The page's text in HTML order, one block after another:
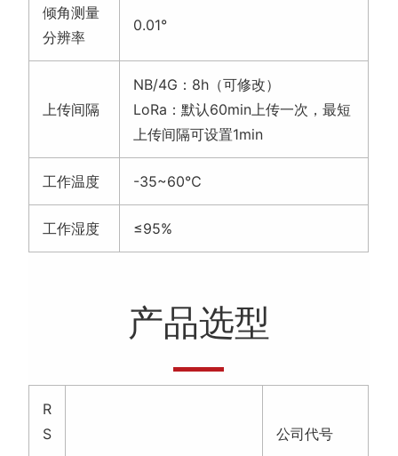
倾角测量
分辨率
0.01°
上传间隔
NB/4G：8h（可修改）
LoRa：默认60min上传一次，最短
上传间隔可设置1min
工作温度 -35~60℃
工作湿度 ≤95%
产品选型
R
S
公司代号